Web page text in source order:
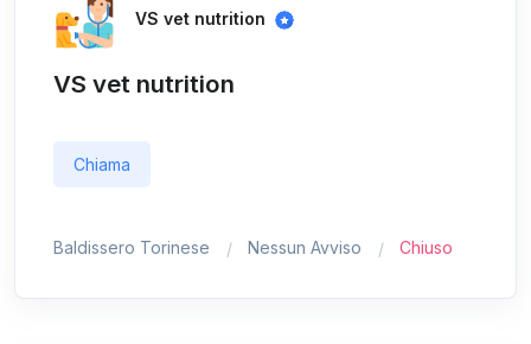
VS vet nutrition
VS vet nutrition
Chiama
Baldissero Torinese Nessun Avviso Chiuso